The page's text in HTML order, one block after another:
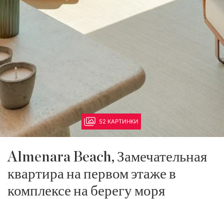
52 КАРТИНКИ
Almenara Beach, Замечательная
квартира на первом этаже в
комплексе на берегу моря